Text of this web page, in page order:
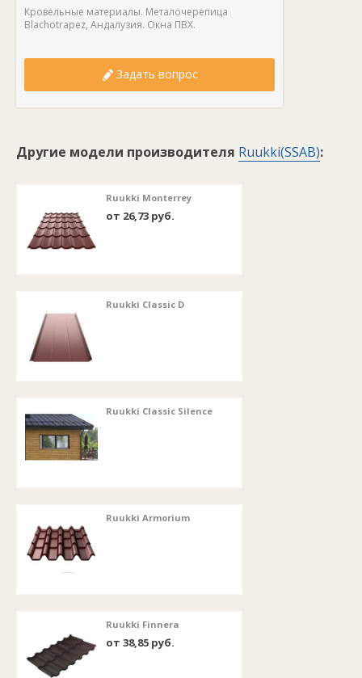
Кровельные материалы. Металочерепица
Blachotrapez, Андалузия. Окна ПВХ.
Задать вопрос
Другие модели производителя Ruukki(SSAB):
Ruukki Monterrey
от 26,73 руб.
Ruukki Classic D
Ruukki Classic Silence
Ruukki Armorium
Ruukki Finnera
от 38,85 руб.